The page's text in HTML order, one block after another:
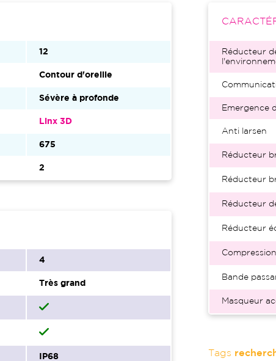
12
Contour d'oreille
Sévère à profonde
Linx 3D
675
2
4
Très grand
IP68
Réducteur
Emergence
Anti larsen
Réducteur
Réducteur
Réducteur
Réducteur
Bande
Masqueur
Tags